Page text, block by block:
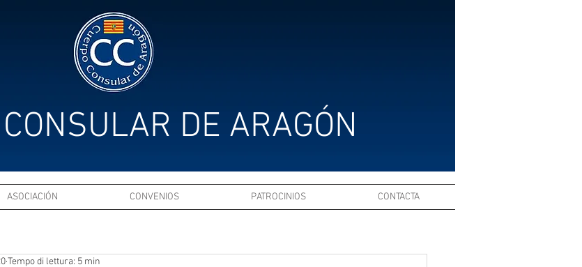
DE ARAGÓN
Tempo di lettura: 5 min
ASOCIACIÓN CONVENIOS PATROCINIOS CONTACTA